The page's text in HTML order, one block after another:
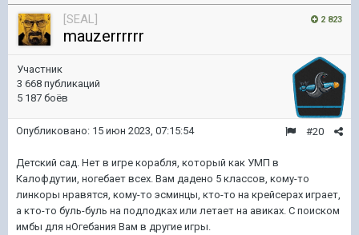
2 823
[SEAL]
mauzerrrrrr
Участник
3 668 публикаций
5 187 боёв
#20
Опубликовано: 15 июн 2023, 07:15:54
Детский сад. Нет в игре корабля, который как УМП в
Калофдутии, ногебает всех. Вам дадено 5 классов, кому-то
линкоры нравятся, кому-то эсминцы, кто-то на крейсерах играет,
а кто-то буль-буль на подлодках или летает на авиках. С поиском
имбы для нОгебания Вам в другие игры.